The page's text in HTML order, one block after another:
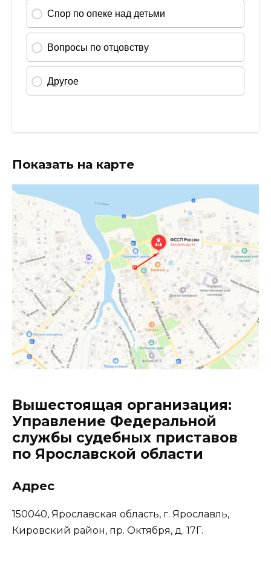
Показать на карте
Вышестоящая организация:
Управление Федеральной
службы судебных приставов
по Ярославской области
Адрес
150040, Ярославская область, г. Ярославль,
Кировский район, пр. Октября, д. 17Г.